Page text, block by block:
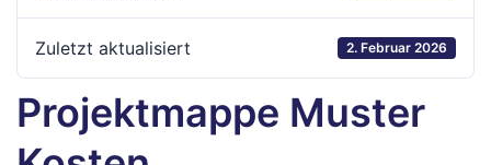
Zuletzt aktualisiert 2. Februar 2026
Projektmappe Muster